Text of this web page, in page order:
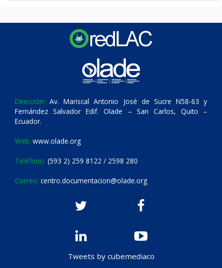
Dirección: Av. Mariscal Antonio José de Sucre N58-63 y
Fernández Salvador Edif. Olade – San Carlos, Quito –
Ecuador.
Web: www.olade.org
Teléfono: (593 2) 259 8122 / 2598 280
Correo: centro.documentacion@olade.org
Tweets by cubemediaco